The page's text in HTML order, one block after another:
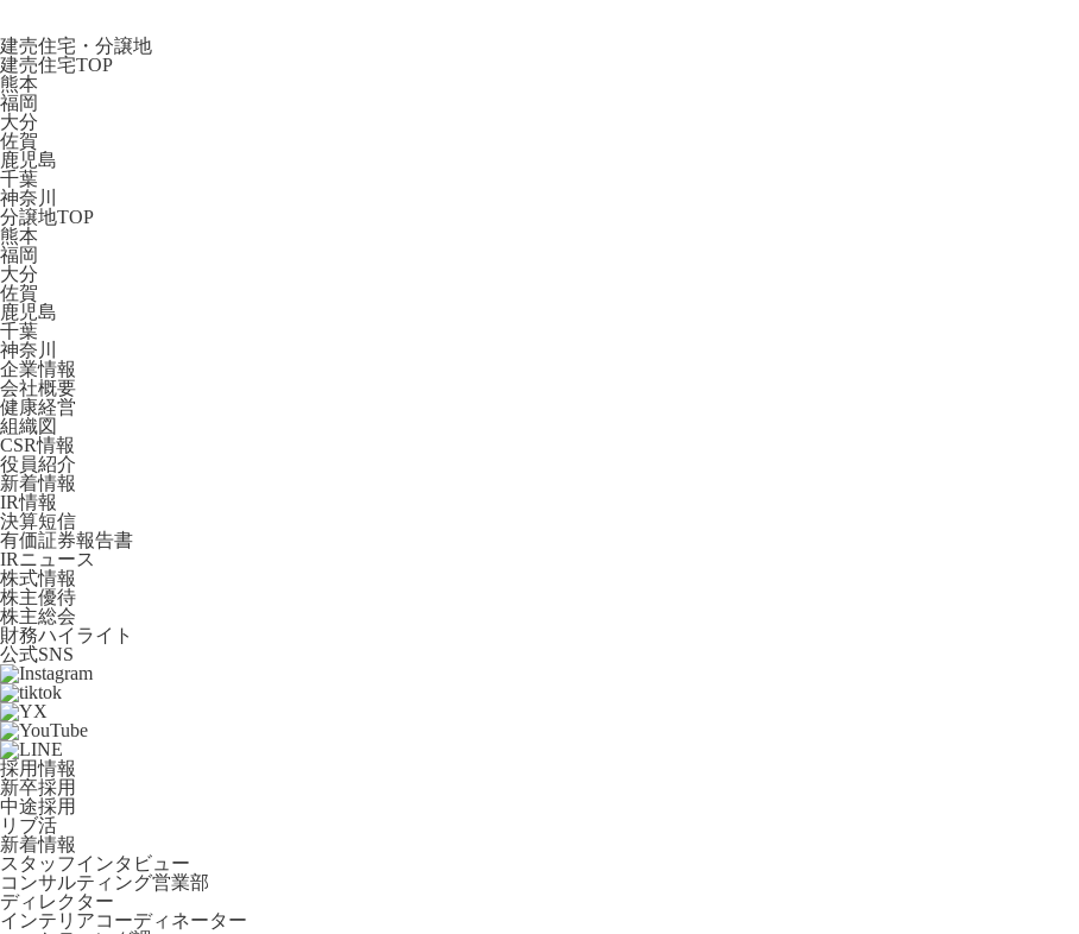
建売住宅・分譲地
建売住宅TOP
熊本
福岡
大分
佐賀
鹿児島
千葉
神奈川
分譲地TOP
熊本
福岡
大分
佐賀
鹿児島
千葉
神奈川
企業情報
会社概要
健康経営
組織図
CSR情報
役員紹介
新着情報
IR情報
決算短信
有価証券報告書
IRニュース
株式情報
株主優待
株主総会
財務ハイライト
公式SNS
採用情報
新卒採用
中途採用
リブ活
新着情報
スタッフインタビュー
コンサルティング営業部
ディレクター
インテリアコーディネーター